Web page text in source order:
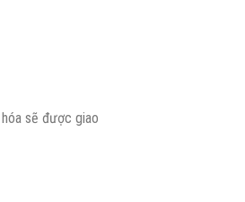
sẽ được giao